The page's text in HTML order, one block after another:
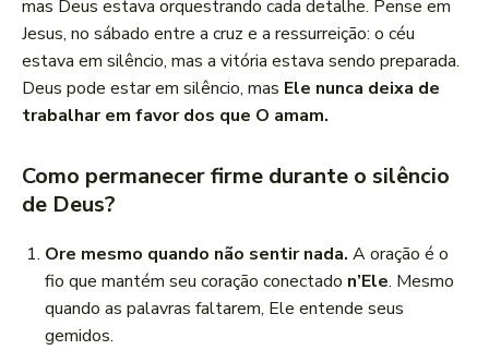
mas Deus estava orquestrando cada detalhe. Pense em
Jesus, no sábado entre a cruz e a ressurreição: o céu
estava em silêncio, mas a vitória estava sendo preparada.
Deus pode estar em silêncio, mas Ele nunca deixa de
trabalhar em favor dos que O amam.
Como permanecer firme durante o silêncio
de Deus?
Ore mesmo quando não sentir nada. A oração é o
fio que mantém seu coração conectado n’Ele. Mesmo
quando as palavras faltarem, Ele entende seus
gemidos.